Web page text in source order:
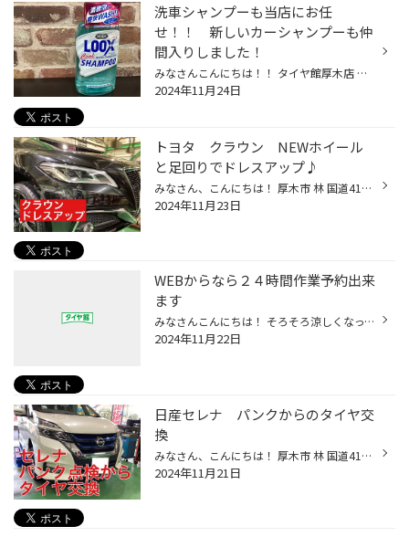
洗車シャンプーも当店にお任
せ！！ 新しいカーシャンプーも仲
間入りしました！
みなさんこんにちは！！ タイヤ館厚木店 用品担当の ざわちんです(^^)/ 本日は、新しい人気のシャンプーが 新たに仲間入りしました！！ LOOX COOL シャンプー このカーシャンプーも世間では好評の お手軽価格カーシャンプーです！！ これで当店の洗車用品も揃ってきました(^^)/ カーシャンプーだけ...
2024年11月24日
トヨタ クラウン NEWホイール
と足回りでドレスアップ♪
みなさん、こんにちは！ 厚木市 林 国道412号線沿い WILD-1 さん横の タイヤ館厚木店 小野澤 です(*´◒`*) 本日は トヨタ クラウン の 車高調取り付けとホイールセット取り付けでドレスアップ をご紹介いたします(#^.^#) こちらのお客様は 新しい車を買ったので、カッコよくしたい とご来店されまし...
2024年11月23日
WEBからなら２４時間作業予約出来
ます
みなさんこんにちは！ そろそろ涼しくなってきて スタッドレスタイヤに履き替えを考え始める時期だと思います そこで、みなさん WEB予約はご存じですか？ シーズンに入ってしまうと 店舗も混雑してしまう為 お電話が繋がりにくい状態になります！ そんな時は、WEB予約！！ 当店でお預かりしているお...
2024年11月22日
日産セレナ パンクからのタイヤ交
換
みなさん、こんにちは！ 厚木市 林 国道412号線沿い ゴルフ用品の ゴルフドゥ さん向かいの タイヤ館厚木店 小野澤 です(*´◒`*) 本日は 日産 セレナ の パンクからのタイヤ交換 をご紹介いたします(#^.^#) こちらのお客様は 春にタイヤを交換したけど 週に１回はタイヤがぺっちゃんこになる とご来...
2024年11月21日